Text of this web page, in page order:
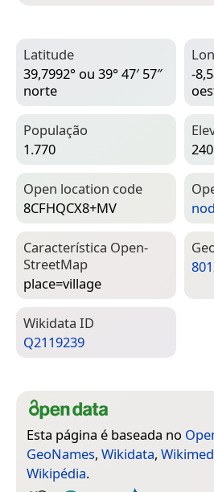
Latitude
39,7992° ou 39° 47′ 57″
norte
-
População
1.770
Open location code
8CFHQCX8+MV
Característica Open­
Street­Map
place=­village
Wiki­data ID
Q2119239
Esta página é baseada no
GeoNames, Wikidata,
Wikipédia.